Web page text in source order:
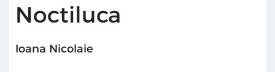
Noctiluca
Ioana Nicolaie